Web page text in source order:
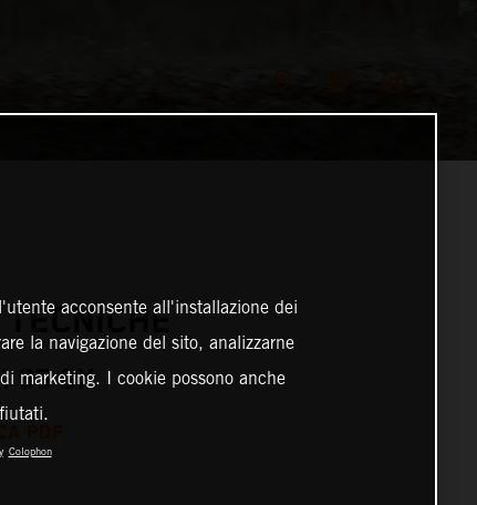
65 SX
acconsente all'installazione dei
la navigazione del sito, analizzarne
marketing. I cookie possono anche
Colophon